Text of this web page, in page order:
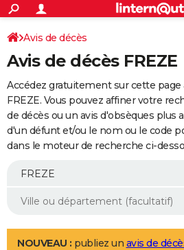
ACTUALITÉS
Politique
Société
Faits Divers
Education
Monde
Villes
+
SPORT
Coupe du monde 2026
Football
Tennis
Cyclisme
Rugby
Forum
Programme TV
TNT
Streaming
Cinéma
Sorties cinéma
Musique
+
FINANCE
Retraite
Impôts
Epargne
Immobilier
Risques naturels par ville
Banque
Assurance
Crédit
AUTO
Essais
Réserver un essai
Citadines
Berlines
SUV
Forum auto
+
Mobiles
Meilleur smartphone
Internet
Ordinateurs
Jeux vidéo
Guide high-tech
Aménagement intérieur
LIFESTYLE
Avis de décès
Avis de décès FREZE
Accédez gratuitement sur cette page
FREZE. Vous pouvez affiner votre
de décès ou un avis d'obsèques plus
d'un défunt et/ou le nom ou le code
dans le moteur de recherche ci-
NOUVEAU : publiez un avis de